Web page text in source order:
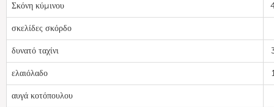
Σκόνη κύμινου
σκελίδες σκόρδο
δυνατό ταχίνι
ελαιόλαδο
αυγά κοτόπουλου